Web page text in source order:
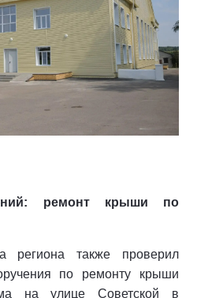
ремонт крыши по
региона также проверил
по ремонту крыши
на улице Советской в